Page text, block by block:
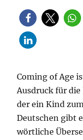
Coming of Age
Ausdruck für
der ein Kind
Deutschen gibt
wörtliche